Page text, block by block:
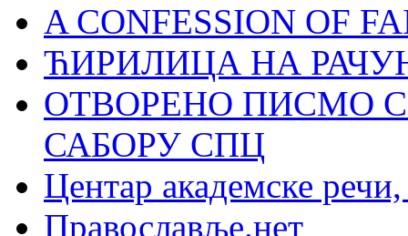
A CONFESSION OF
ЋИРИЛИЦА НА
ОТВОРЕНО ПИСМО
САБОРУ СПЦ
Центар академске
Православље.нет